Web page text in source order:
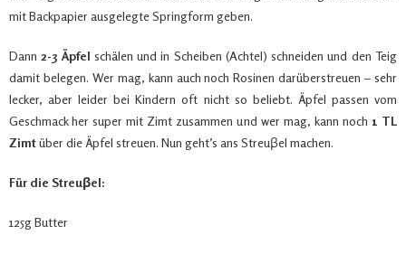
mit Backpapier ausgelegte Springform geben.
Dann 2-3 Äpfel schälen und in Scheiben (Achtel) schneiden und den Teig
damit belegen. Wer mag, kann auch noch Rosinen darüberstreuen – sehr
lecker, aber leider bei Kindern oft nicht so beliebt. Äpfel passen vom
Geschmack her super mit Zimt zusammen und wer mag, kann noch 1 TL
Zimtüber die Äpfel streuen. Nun geht’s ans Streuβel machen.
Für die Streuβel:
125g Butter